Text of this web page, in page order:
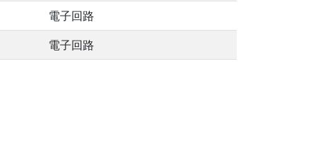
電子回路
電子回路